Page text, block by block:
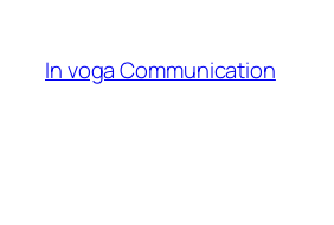
content
In voga Communication